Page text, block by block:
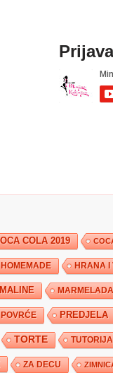
COLA 2019
HOMEMADE HRANA I
MALINE MARMELADA
POVRĆE PREDJELA
TORTE
ZA DECU